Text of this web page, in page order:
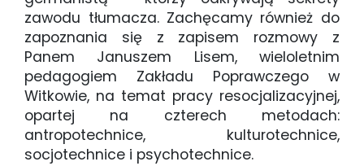
zawodu tłumacza. Zachęcamy również do
zapoznania się z zapisem rozmowy z
Panem Januszem Lisem, wieloletnim
pedagogiem Zakładu Poprawczego w
Witkowie, na temat pracy resocjalizacyjnej,
opartej na czterech metodach:
antropotechnice, kulturotechnice,
socjotechnice i psychotechnice.